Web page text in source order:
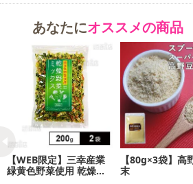
の掲載画像や画像内のバーコードなど、お
合がございます。
また、[新たな加工食品の原料原産地表示
了により、商品詳細内に記載の原産国・
合がございます。
あらかじめご了承いただいた上でお申込
によるお申込み後のキャンセル・返品交
【お支払いについて】
※送料はお試し費用に含まれております。
※d払い、PayPay、au PAY、au PAY（au
あなたにオススメの商品
【WEB限定】三幸産業
緑黄色野菜使用 乾燥野
【80g×3袋】高
末